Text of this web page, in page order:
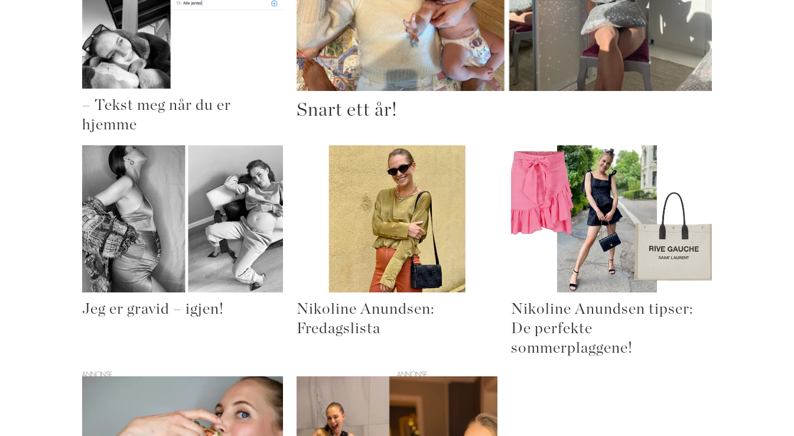
– Tekst meg når du er
hjemme
Snart ett år!
Jeg er gravid – igjen!
Nikoline Anundsen:
Fredagslista
Nikoline Anundsen tipser:
De perfekte
sommerplaggene!
ANNONSE